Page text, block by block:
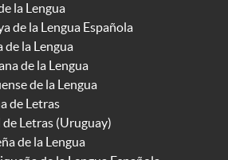
la Lengua
de la Lengua Española
de la Lengua
de la Lengua
de la Lengua
de Letras
Letras (Uruguay)
de la Lengua